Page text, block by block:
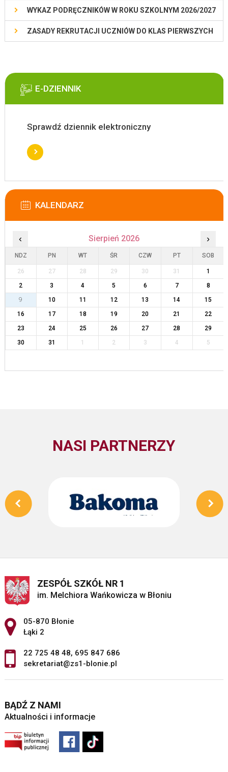
WYKAZ PODRĘCZNIKÓW W ROKU SZKOLNYM 2026/2027
ZASADY REKRUTACJI UCZNIÓW DO KLAS PIERWSZYCH
E-DZIENNIK
Sprawdź dziennik elektroniczny
KALENDARZ
‹ Sierpień 2026 ›
NDZ PN WT ŚR CZW PT SOB
26 27 28 29 30 31
1
2
3 4 5 6 7
8
9
10 11 12 13 14
15
16
17 18 19 20 21
22
23
24 25 26 27 28
29
30
31 1 2 3 4 5
NASI PARTNERZY
ZESPÓŁ SZKÓŁ NR 1
im. Melchiora Wańkowicza w Błoniu
Adres pocztowy:
05-870 Błonie
Łąki 2
22 725 48 48, 695 847 686
sekretariat@zs1-blonie.pl
BĄDŹ Z NAMI
Aktualności i informacje